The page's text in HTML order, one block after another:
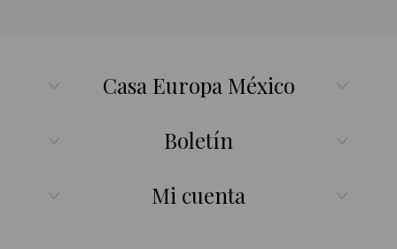
Casa Europa México
Boletín
Mi cuenta